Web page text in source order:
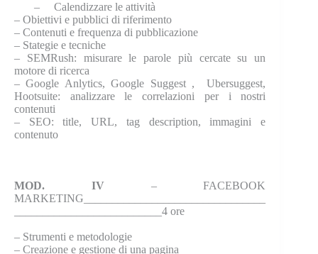
– Calendizzare le attività
– Obiettivi e pubblici di riferimento
– Contenuti e frequenza di pubblicazione
– Stategie e tecniche
–
SEMRush: misurare le parole più cercate su un
motore di ricerca
– Google Anlytics, Google Suggest , Ubersuggest,
Hootsuite: analizzare le correlazioni per i nostri
contenuti
–
SEO: title, URL, tag description, immagini e
contenuto
MOD. IV – FACEBOOK
MARKETING________________________________
__________________________4 ore
– Strumenti e metodologie
– Creazione e gestione di una pagina